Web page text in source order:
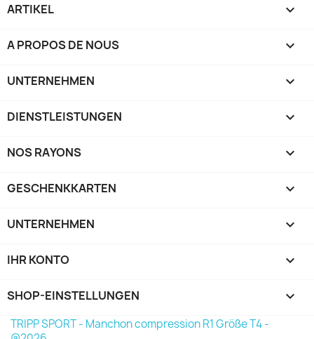
ARTIKEL 
A PROPOS DE NOUS 
UNTERNEHMEN 
DIENSTLEISTUNGEN 
NOS RAYONS 
GESCHENKKARTEN 
UNTERNEHMEN 
IHR KONTO 
SHOP-EINSTELLUNGEN keyboard_arrow_down
TRIPP SPORT - Manchon compression R1 Größe T4 -